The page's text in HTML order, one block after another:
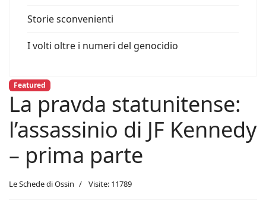
Storie sconvenienti
I volti oltre i numeri del genocidio
Featured
La pravda statunitense:
l’assassinio di JF Kennedy
– prima parte
Le Schede di Ossin Visite: 11789